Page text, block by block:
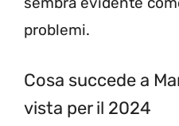
problemi.
Cosa succede a
vista per il 2024